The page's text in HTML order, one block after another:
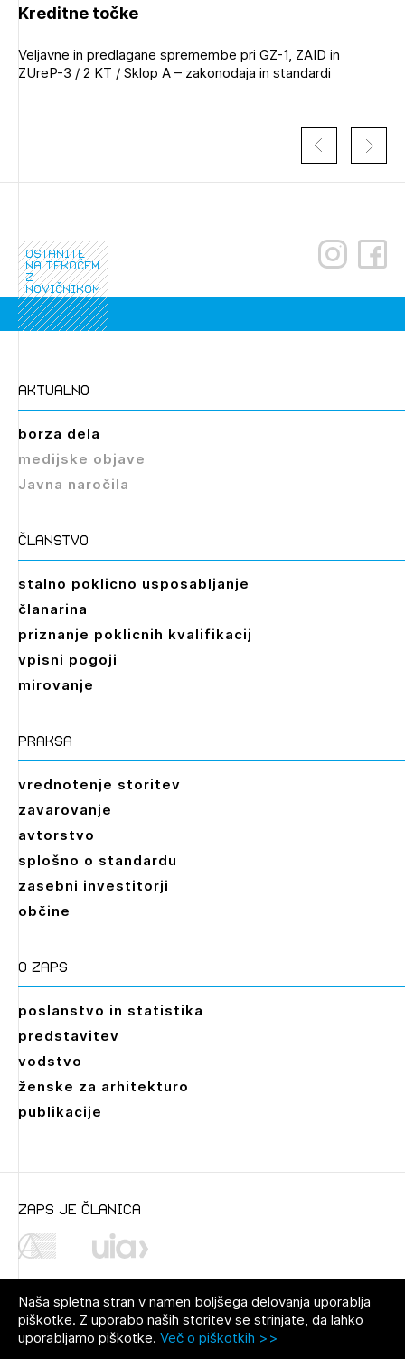
Izbrana vsebina je namenjena le ZAPS
registriranim uporabnikom. Da lahko do nje
Kreditne točke
Veljavne in predlagane spremembe pri GZ-1, ZAID in
ZUreP-3 / 2 KT / Sklop A – zakonodaja in standardi
ostanite
na tekočem
z
novičnikom
aktualno
borza dela
medijske objave
Javna naročila
članstvo
stalno poklicno usposabljanje
članarina
priznanje poklicnih kvalifikacij
vpisni pogoji
mirovanje
praksa
vrednotenje storitev
zavarovanje
avtorstvo
splošno o standardu
zasebni investitorji
občine
O zaps
poslanstvo in statistika
predstavitev
vodstvo
ženske za arhitekturo
publikacije
zaps je članica
© 2021 Zbornica za arhitekturo in
Pravno obvestilo
Naša spletna stran v namen boljšega delovanja uporablja
piškotke. Z uporabo naših storitev se strinjate, da lahko
uporabljamo piškotke. Več o piškotkih >>